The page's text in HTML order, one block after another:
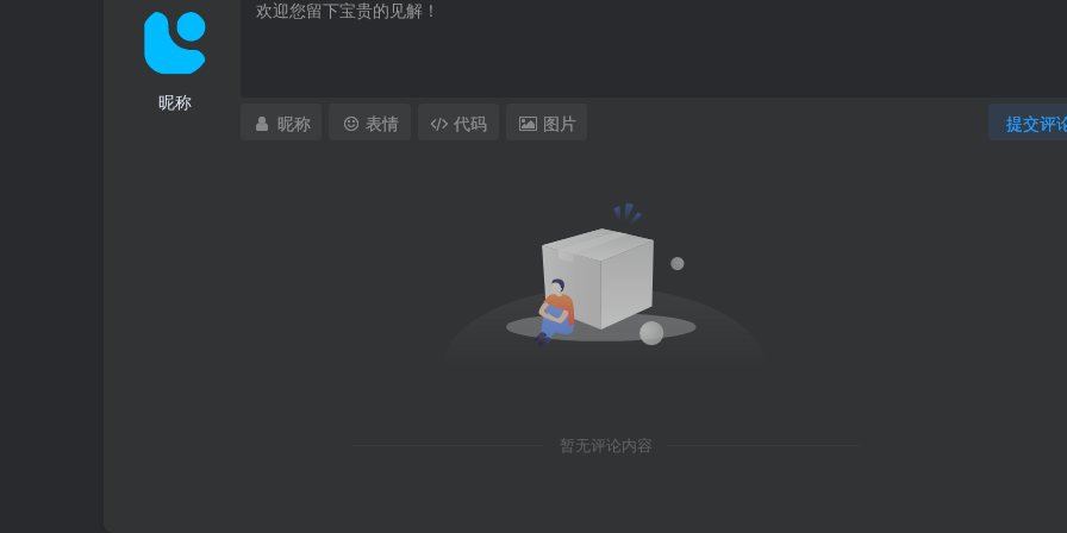
昵称
提交评
昵称 表情 代码 图片
暂无评论内容